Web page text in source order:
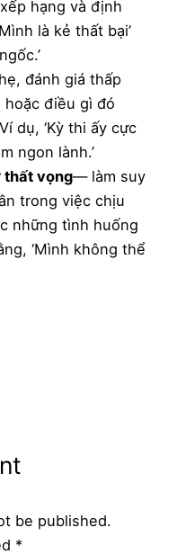
hạng và định
là kẻ thất bại’
đánh giá thấp
hoặc điều gì đó
dụ, ‘Kỳ thi ấy cực
ngon lành.’
thất vọng— làm suy
trong việc chịu
những tình huống
‘Mình không thể
be published.
*